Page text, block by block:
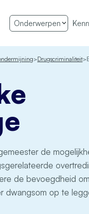
Onderwerpen
Drugscriminaliteit
de
de bevoegdheid
dwangsom op te